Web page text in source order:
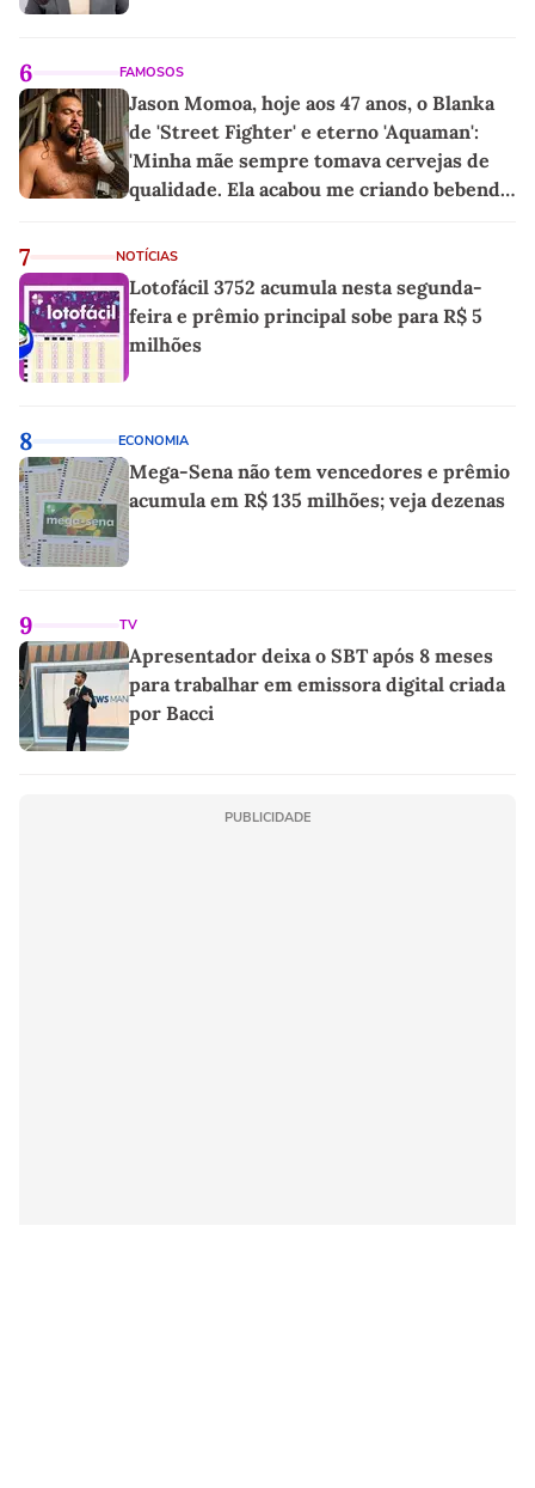
6 FAMOSOS
Jason Momoa, hoje aos 47 anos, o Blanka
de 'Street Fighter' e eterno 'Aquaman':
'Minha mãe sempre tomava cervejas de
qualidade. Ela acabou me criando bebendo
7 NOTÍCIAS
Lotofácil 3752 acumula nesta segunda-
feira e prêmio principal sobe para R$ 5
milhões
8 ECONOMIA
Mega-Sena não tem vencedores e prêmio
acumula em R$ 135 milhões; veja dezenas
9 TV
Apresentador deixa o SBT após 8 meses
para trabalhar em emissora digital criada
por Bacci
PUBLICIDADE